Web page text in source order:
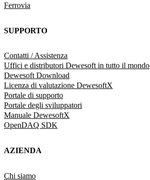
Ferrovia
SUPPORTO
Contatti / Assistenza
Uffici e distributori Dewesoft in tutto il mondo
Dewesoft Download
Licenza di valutazione DewesoftX
Portale di supporto
Portale degli sviluppatori
Manuale DewesoftX
OpenDAQ SDK
AZIENDA
Chi siamo